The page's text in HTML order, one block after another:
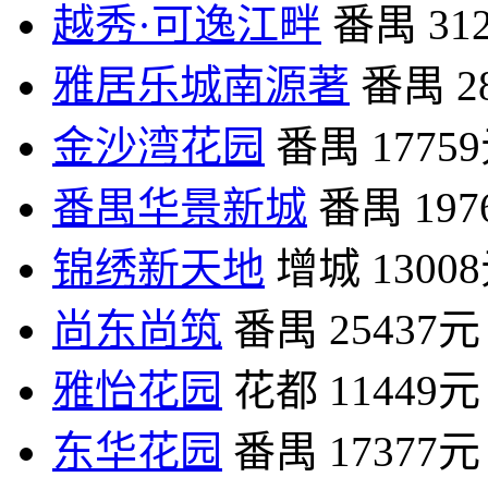
越秀·可逸江畔 番禺
雅居乐城南源著 番禺
金沙湾花园 番禺
番禺华景新城 番禺
锦绣新天地 增城
尚东尚筑 番禺 25437元
雅怡花园 花都 11449元
东华花园 番禺 17377元